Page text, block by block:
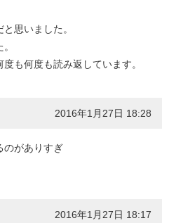
思いました。
も何度も読み返しています。
2016年1月27日 18:28
のがありすぎ
2016年1月27日 18:17